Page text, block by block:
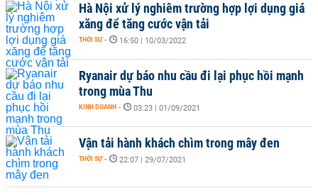
Hà Nội xử lý nghiêm trường hợp lợi dụng giá
xăng để tăng cước vận tải
THỜI SỰ - 16:50 | 10/03/2022
Ryanair dự báo nhu cầu đi lại phục hồi mạnh
trong mùa Thu
KINH DOANH - 03:23 | 01/09/2021
Vận tải hành khách chìm trong mây đen
THỜI SỰ - 22:07 | 29/07/2021